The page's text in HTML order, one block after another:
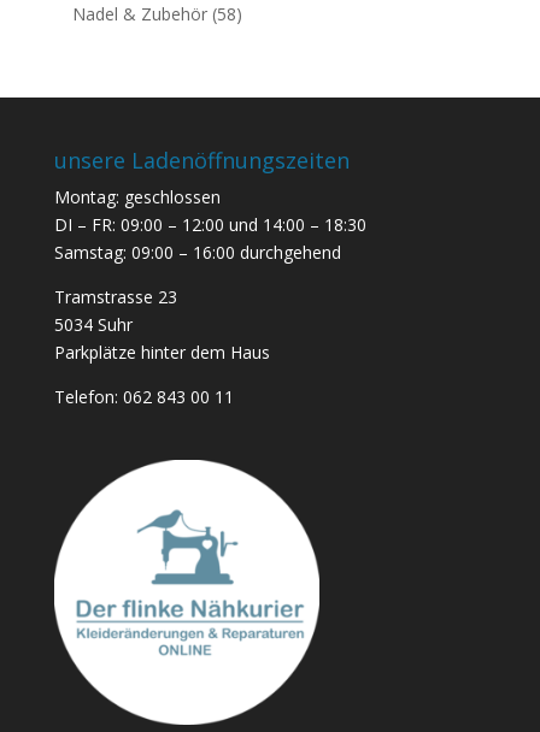
Nadel & Zubehör (58)
unsere Ladenöffnungszeiten
Montag: geschlossen
DI – FR: 09:00 – 12:00 und 14:00 – 18:30
Samstag: 09:00 – 16:00 durchgehend
Tramstrasse 23
5034 Suhr
Parkplätze hinter dem Haus
Telefon: 062 843 00 11